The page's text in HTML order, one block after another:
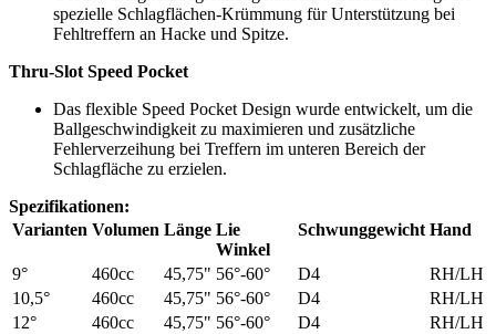
spezielle Schlagflächen-Krümmung für Unterstützung bei
Fehltreffern an Hacke und Spitze.
Thru-Slot Speed Pocket
Das flexible Speed Pocket Design wurde entwickelt, um die
Ballgeschwindigkeit zu maximieren und zusätzliche
Fehlerverzeihung bei Treffern im unteren Bereich der
Schlagfläche zu erzielen.
Spezifikationen:
Varianten Volumen Länge Lie
Winkel
Schwunggewicht Hand
9° 460cc 45,75" 56°-60° D4
RH/LH
10,5°
460cc 45,75" 56°-60° D4
RH/LH
12°
460cc 45,75" 56°-60° D4
RH/LH